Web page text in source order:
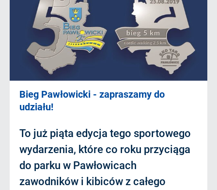
Bieg Pawłowicki - zapraszamy do
udziału!
To już piąta edycja tego sportowego
wydarzenia, które co roku przyciąga
do parku w Pawłowicach
zawodników i kibiców z całego